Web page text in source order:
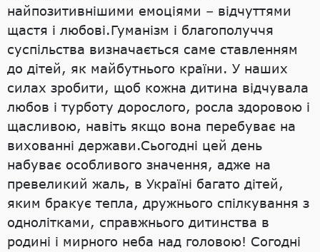
найпозитивнішими емоціями – відчуттями
щастя і любові.Гуманізм і благополуччя
суспільства визначається саме ставленням
до дітей, як майбутнього країни. У наших
силах зробити, щоб кожна дитина відчувала
любов і турботу дорослого, росла здоровою і
щасливою, навіть якщо вона перебуває на
вихованні держави.Сьогодні цей день
набуває особливого значення, адже на
превеликий жаль, в Україні багато дітей,
яким бракує тепла, дружнього спілкування з
однолітками, справжнього дитинства в
родині і мирного неба над головою! Согодні